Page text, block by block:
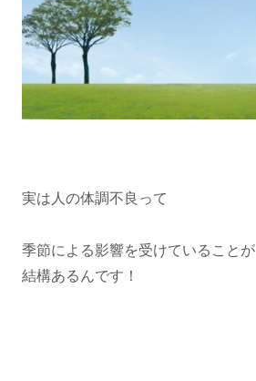
実は人の体調不良って
季節による影響を受けていることが
結構あるんです！